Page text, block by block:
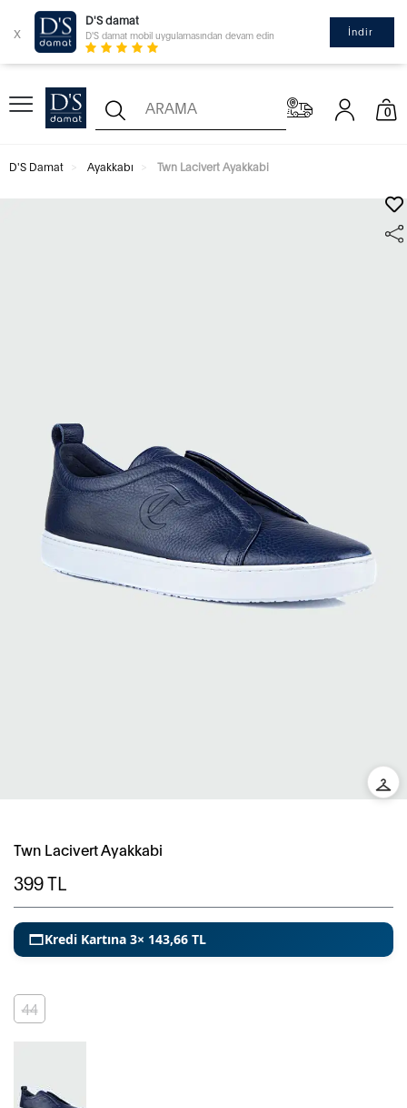
x
D'S damat
D'S damat mobil uygulamasından devam edin İndir
0
D'S Damat Ayakkabı Twn Lacivert Ayakkabi
Twn Lacivert Ayakkabi
399TL
Kredi Kartına 3× 143,66 TL
44